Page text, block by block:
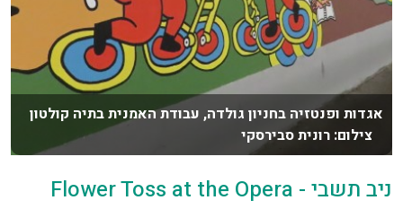
אגדות ופנטזיה בחניון גולדה, עבודת האמנית בתיה קולטון
צילום: רונית סבירסקי
ניב תשבי - Flower Toss at the Opera